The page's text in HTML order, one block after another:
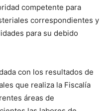
competente para
correspondientes y
para su debido
con los resultados de
que realiza la Fiscalía
áreas de